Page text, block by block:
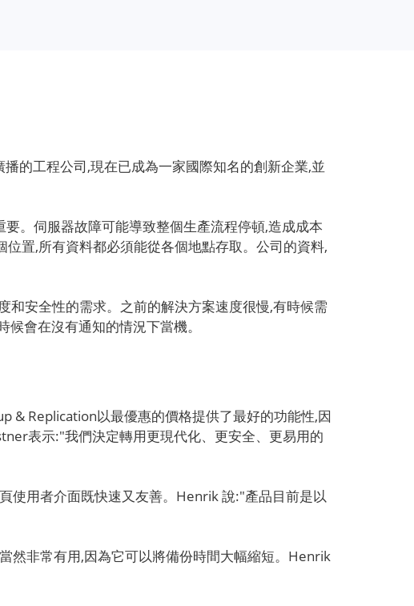
的工程公司,現在已成為一家國際知名的創新企業,並
。伺服器故障可能導致整個生產流程停頓,造成成本
置,所有資料都必須能從各個地點存取。公司的資料,
和安全性的需求。之前的解決方案速度很慢,有時候需
會在沒有通知的情況下當機。
& Replication以最優惠的價格提供了最好的功能性,因
表示:"我們決定轉用更現代化、更安全、更易用的
使用者介面既快速又友善。Henrik 說:"產品目前是以
然非常有用,因為它可以將備份時間大幅縮短。Henrik